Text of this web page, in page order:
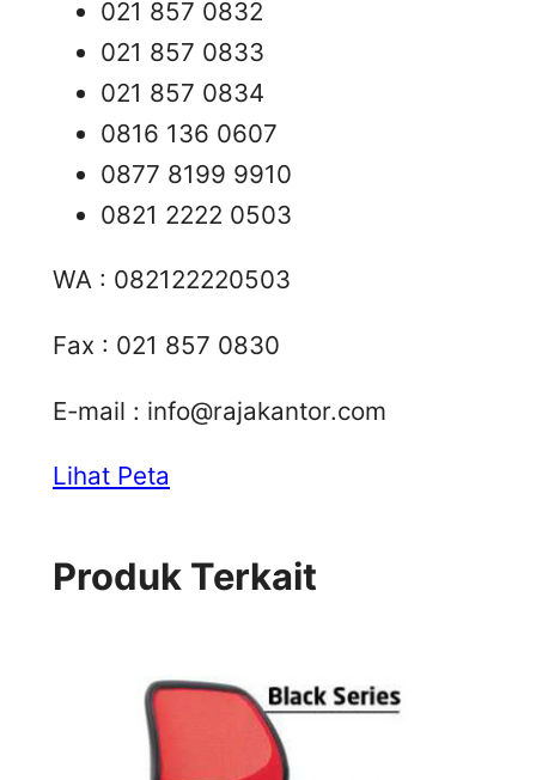
021 857 0832
021 857 0833
021 857 0834
0816 136 0607
0877 8199 9910
0821 2222 0503
WA : 082122220503
Fax : 021 857 0830
E-mail : info@rajakantor.com
Lihat Peta
Produk Terkait